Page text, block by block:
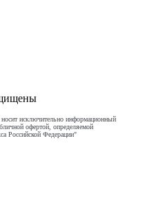
исключительно информационный
офертой, определяемой
Российской Федерации"